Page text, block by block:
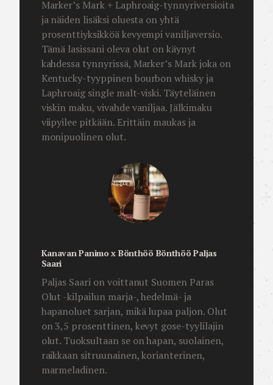
Marker’s Mark + Laphroaig-tynnyriversioita
ja näiden lisäksi oluesta on yhtä
prosenttiyksikköä kevyempi vaniljaversio.
Tämä lasissani oleva olut on käynyt
kahdessa tynnyrissä, Marker’s Mark joka on
Kentucky-tyyppinen bourbon whisky ja
Laphroaig single malt-viski. Täyteläinen
viskin maku, vivahde vaniljaa. Jälkimaku
viipyilee pitkään. Erittäin maukas ja
monipuolinen olut.
Kanavan Panimo x Bönthöö Bönthöö Paljas
Saari
Paljas Saari on voittanut Suomen Paras
Olut -kilpailun marja-, hedelmä- ja
hapanoluet sarjan, mikä lupaa paljon. Olut
on 3,5 prosenttinen, kevyt gose-tyylilajin
olut. Tuoksultaan se on hapan, suolainen,
raikkaan sitruunainen, korianterinen,
marmeladinen.